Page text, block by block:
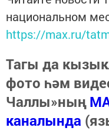
национальном
https://max.ru/
Тагы да
фото һәм
Чаллы»ның
каналында